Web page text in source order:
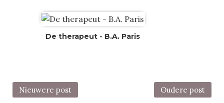
De therapeut - B.A. Paris
Nieuwere post Oudere post